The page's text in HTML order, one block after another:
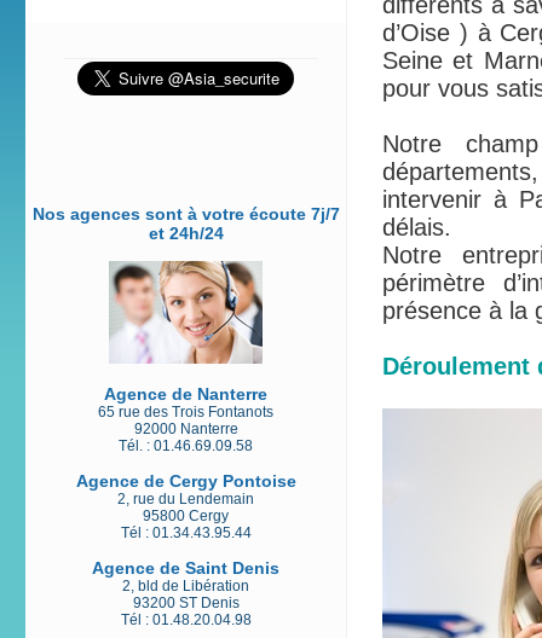
Nos agences sont à votre écoute 7j/7
et 24h/24
Agence de Nanterre
65 rue des Trois Fontanots
92000 Nanterre
Tél. : 01.46.69.09.58
Agence de Cergy Pontoise
2, rue du Lendemain
95800 Cergy
Tél : 01.34.43.95.44
Agence de Saint Denis
2, bld de Libération
93200 ST Denis
Tél : 01.48.20.04.98
d’Oise ) à
Seine et
pour vous
Notre
intervenir à
délais.
Notre
périmètre
présence à la
Déroulement